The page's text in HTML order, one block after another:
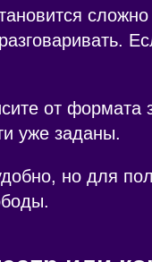
от
уже заданы.
но для